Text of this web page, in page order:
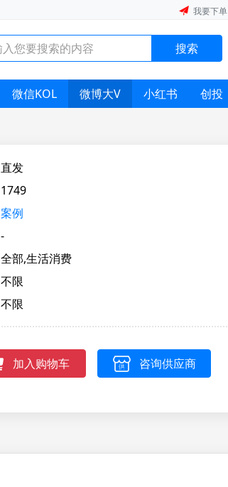
我要下单
搜索
微信KOL 微博大V 小红书 创投
直发
1749
案例
-
全部,生活消费
不限
不限
加入购物车 咨询供应商